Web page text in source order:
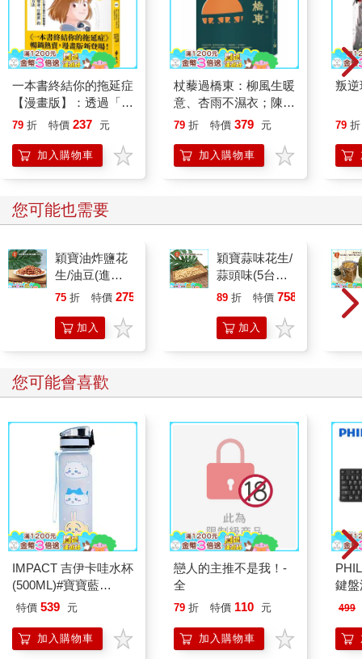
「頭寮大池」，則是桃園農田水利會為灌溉整個三層地區的農田
稻作，於民國五十六年擴建而成，很多人也稱之為「頭寮大埤」
或「新福圳」。整個蓄水面積達十九公頃，水源是利用開鑿山洞
引大漢溪溪水蓄積而成，大池中還有一座全國獨一無二的「水中
土地公廟」。
水庫集水區。古道保存有往日先民利用山區的石塊，就地取材所
建構的古道石階，細心研究可發現古人的巧思與昔時的生態工
法。青苔石階古道旁另闢有新的健行步道，成為新舊山道並陳的
公里的水域，早已成為台灣北部最好的賞鳥路線之一，而且也是
翻越溪州山稜最便捷的路線之一。
【交通資訊】國道3號大溪交流道下，往大溪老街方向行駛，由大
溪接台7線續往慈湖方向，約5.1公里處附近（慈湖停車場前）循
大艽宮指標右轉進入產業道路，至路底大艽宮小停車場停車起
【步行時程】全程約1小時分左右
大艽宮古道登山口→15分╱溪石亭越稜點→25分╱百吉隧道口往
石門水庫的承恩路。
Historic Trail 02
隘寮遺跡見證歷史：福山巖登山步道
【路線困難度】★★
【尋訪重點】：探訪清朝實施撫墾制度昔日隘寮的遺跡。
【走讀歷史】
伊能嘉矩在一八九七年六月五日的《巡台日乘》上，紀錄著清朝
實施撫墾制度，在此區設置隘寮的來由。不論是清朝或日據時
代，為了開發台灣山區樟腦等資源，與世居深山的原住民族常常
一本書終結你的拖延症
【漫畫版】：透過「小
行動」打開大腦的行動
「行動派」的37個科
學方法
79 折 特價 237 元
加入購物車
杖藜過橋東：柳風生暖
意、杏雨不濕衣；陳亮
恭談以心轉境的適齡漫
79 折 特價 379 元
加入購物車
叛逆
79 折
您可能也需要
穎寶油炸鹽花
生/油豆(進口
花生)1台斤
75 折 特價 275
加入
購物
穎寶蒜味花生/
蒜頭味(5台斤/
包)
89 折 特價 758
加入
購物
您可能會喜歡
IMPACT 吉伊卡哇水杯
(500ML)#寶寶藍
IMCHB01LB
特價 539 元
加入購物車
戀人的主推不是我！-
全
79 折 特價 110 元
加入購物車
鍵盤
499